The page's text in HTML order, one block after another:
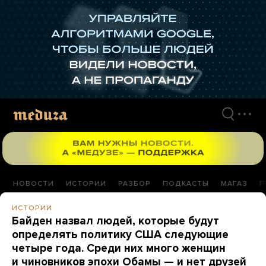
НОВОСТИ ИСТОРИИ РАЗБОР ПОДКАСТЫ МАГАЗ
ИСТОРИИ
Байден назвал людей, которые будут
определять политику США следующие
четыре года. Среди них много женщин
и чиновников эпохи Обамы — и нет друзей